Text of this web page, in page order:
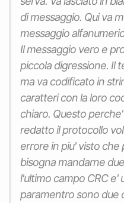
di messaggio. Qui va
messaggio
Il messaggio vero e
piccola digressione. Il
ma va codificato in
caratteri con la loro
chiaro. Questo
redatto il protocollo
errore in piu' visto che
bisogna mandarne
l'ultimo campo CRC e'
paramentro sono due